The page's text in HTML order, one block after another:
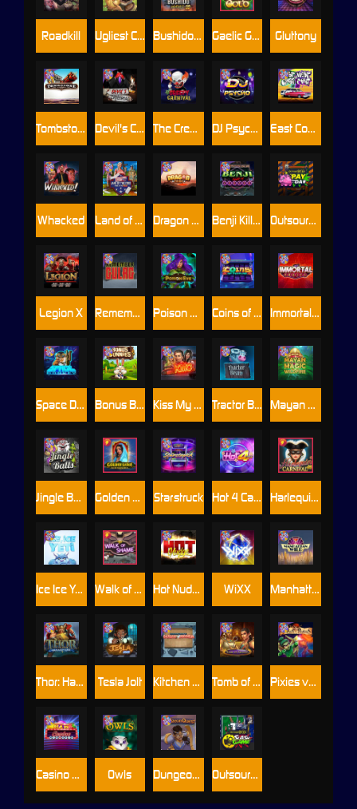
Outsourced: Payday
Manhattan Goes Wild
Roadkill
Kiss My Chainsaw Tractor Beam
Casino Win Spin
Hot Nudge
Space Donkey
Land of the Free
Starstruck
Benji Killed in Vegas
Poison Eve
Devil's Crossroad
Tomb of Nefertiti
Golden Genie And The Walking Wilds
Dragon Tribe
Immortal Fruits
Tesla Jolt
Dungeon Quest
Coins of Fortune
Gluttony
Mayan Magic Wildfire
WiXX
Outsourced: Slash Game
Legion X
Bonus Bunnies
DJ Psycho
Hot 4 Cash
Tombstone
Owls
Gaelic Gold
East Coast Vs West Coast
The Creepy Carnival
Whacked
Jingle Balls Harlequin Carnival
Walk of Shame
Kitchen Drama: Sushi Mania Pixies vs Pirates
Thor: Hammer Time
Ice Ice Yeti
Remember Gulag
Bushido Way xNudge
Ugliest Catch